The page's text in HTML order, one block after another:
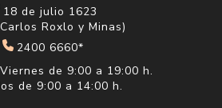
18 de julio 1623
Roxlo y Minas)
2400 6660*
de 9:00 a 19:00 h.
de 9:00 a 14:00 h.